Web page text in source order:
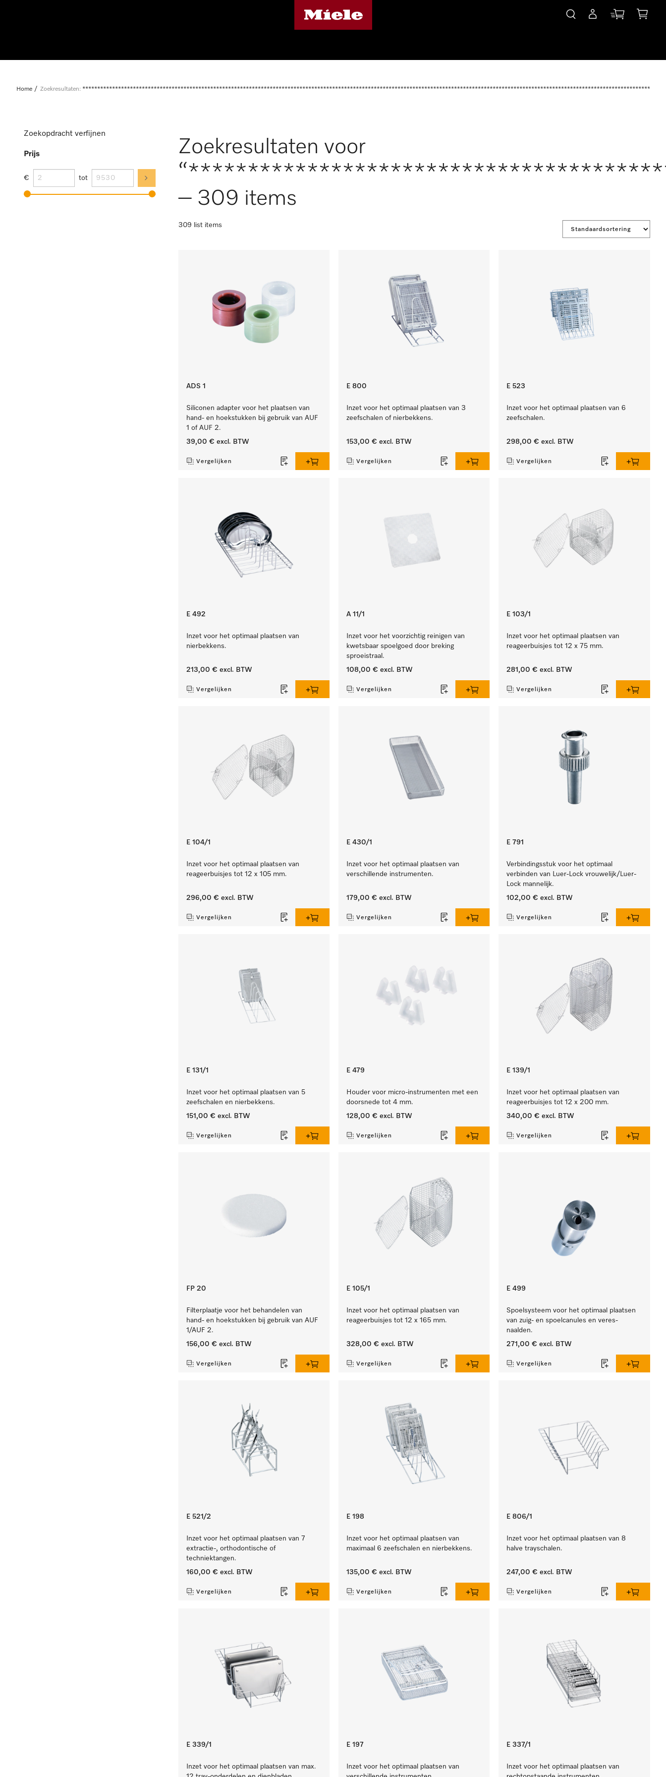
Home Zoekresultaten:
Zoekopdracht verfijnen
Prijs
€ tot
Zoekresultaten voor
– 309 items
309 list items
ADS 1
Siliconen adapter voor het plaatsen van
hand- en hoekstukken bij gebruik van AUF
1 of AUF 2.
39,00 € excl. BTW
Vergelijken
E 800
Inzet voor het optimaal plaatsen van 3
zeefschalen of nierbekkens.
153,00 € excl. BTW
Vergelijken
E 523
Inzet voor het optimaal plaatsen van 6
zeefschalen.
298,00 € excl. BTW
Vergelijken
E 492
Inzet voor het optimaal plaatsen van
nierbekkens.
213,00 € excl. BTW
Vergelijken
A 11/1
Inzet voor het voorzichtig reinigen van
kwetsbaar spoelgoed door breking
sproeistraal.
108,00 € excl. BTW
Vergelijken
E 103/1
Inzet voor het optimaal plaatsen van
reageerbuisjes tot 12 x 75 mm.
281,00 € excl. BTW
Vergelijken
E 104/1
Inzet voor het optimaal plaatsen van
reageerbuisjes tot 12 x 105 mm.
296,00 € excl. BTW
Vergelijken
E 430/1
Inzet voor het optimaal plaatsen van
verschillende instrumenten.
179,00 € excl. BTW
Vergelijken
E 791
Verbindingsstuk voor het optimaal
verbinden van Luer-Lock vrouwelijk/Luer-
Lock mannelijk.
102,00 € excl. BTW
Vergelijken
E 131/1
Inzet voor het optimaal plaatsen van 5
zeefschalen en nierbekkens.
151,00 € excl. BTW
Vergelijken
E 479
Houder voor micro-instrumenten met een
doorsnede tot 4 mm.
128,00 € excl. BTW
Vergelijken
E 139/1
Inzet voor het optimaal plaatsen van
reageerbuisjes tot 12 x 200 mm.
340,00 € excl. BTW
Vergelijken
FP 20
Filterplaatje voor het behandelen van
hand- en hoekstukken bij gebruik van AUF
1/AUF 2.
156,00 € excl. BTW
Vergelijken
E 105/1
Inzet voor het optimaal plaatsen van
reageerbuisjes tot 12 x 165 mm.
328,00 € excl. BTW
Vergelijken
E 499
Spoelsysteem voor het optimaal plaatsen
van zuig- en spoelcanules en veres-
naalden.
271,00 € excl. BTW
Vergelijken
E 521/2
Inzet voor het optimaal plaatsen van 7
extractie-, orthodontische of
techniektangen.
160,00 € excl. BTW
Vergelijken
E 198
Inzet voor het optimaal plaatsen van
maximaal 6 zeefschalen en nierbekkens.
135,00 € excl. BTW
Vergelijken
E 806/1
Inzet voor het optimaal plaatsen van 8
halve trayschalen.
247,00 € excl. BTW
Vergelijken
E 339/1
Inzet voor het optimaal plaatsen van max.
E 197
Inzet voor het optimaal plaatsen van
E 337/1
Inzet voor het optimaal plaatsen van